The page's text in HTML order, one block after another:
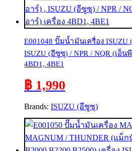
E001048 ปั๊มน้ำมันเครื่อง ISUZU
ISUZU (อีซูซุ) / NPR / NQR (เอ็น
4BD1, 4BE1
฿ 1,990
Brands: ISUZU (อีซูซุ)